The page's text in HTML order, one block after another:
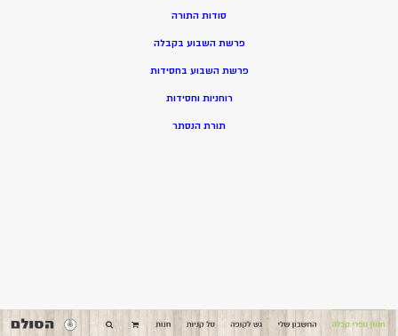
סודות התורה
פרשת השבוע בקבלה
פרשת השבוע בחסידות
רוחניות וחסידות
תורת הנסתר